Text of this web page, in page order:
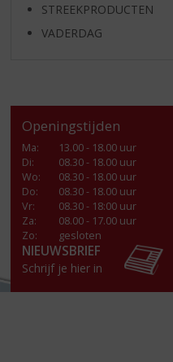
STREEKPRODUCTEN
VADERDAG
Openingstijden
Ma:
13.00 - 18.00 uur
Di:
08.30 - 18.00 uur
Wo:
08.30 - 18.00 uur
Do:
08.30 - 18.00 uur
Vr:
08.30 - 18:00 uur
Za:
08.00 - 17.00 uur
Zo:
gesloten
NIEUWSBRIEF
Schrijf je hier in